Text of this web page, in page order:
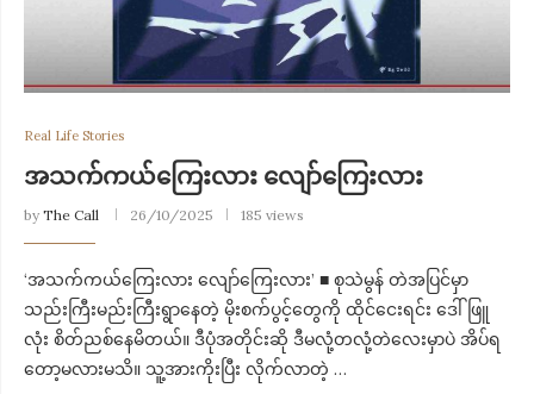
Real Life Stories
အသက်ကယ်ကြေးလား လျော်ကြေးလား
by The Call 26/10/2025 185 views
‘အသက်ကယ်ကြေးလား လျော်ကြေးလား’ ■ စုသဲမွန် တဲအပြင်မှာ
သည်းကြီးမည်းကြီးရွာနေတဲ့ မိုးစက်ပွင့်တွေကို ထိုင်ငေးရင်း ဒေါ်ဖြူ
လုံး စိတ်ညစ်နေမိတယ်။ ဒီပုံအတိုင်းဆို ဒီမလုံ့တလုံ့တဲလေးမှာပဲ အိပ်ရ
တော့မလားမသိ။ သူ့အားကိုးပြီး လိုက်လာတဲ့ …